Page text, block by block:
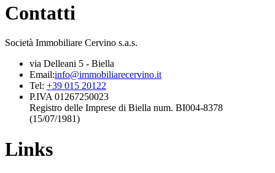
Contatti
Società Immobiliare Cervino s.a.s.
via Delleani 5 - Biella
Email:info@immobiliarecervino.it
Tel: +39 015 20122
P.IVA 01267250023
Registro delle Imprese di Biella num. BI004-8378
(15/07/1981)
Links